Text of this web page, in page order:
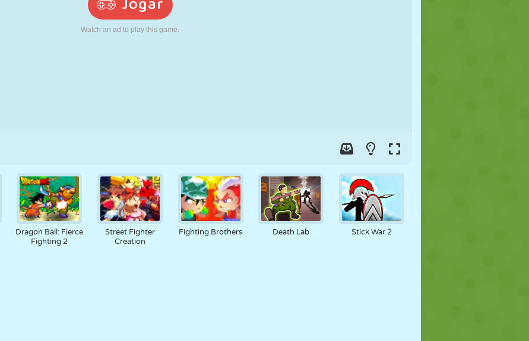
VELHA
Dragon Ball: Fierce
Fighting 2
Street Fighter
Creation
Fighting Brothers Death Lab Stick War 2